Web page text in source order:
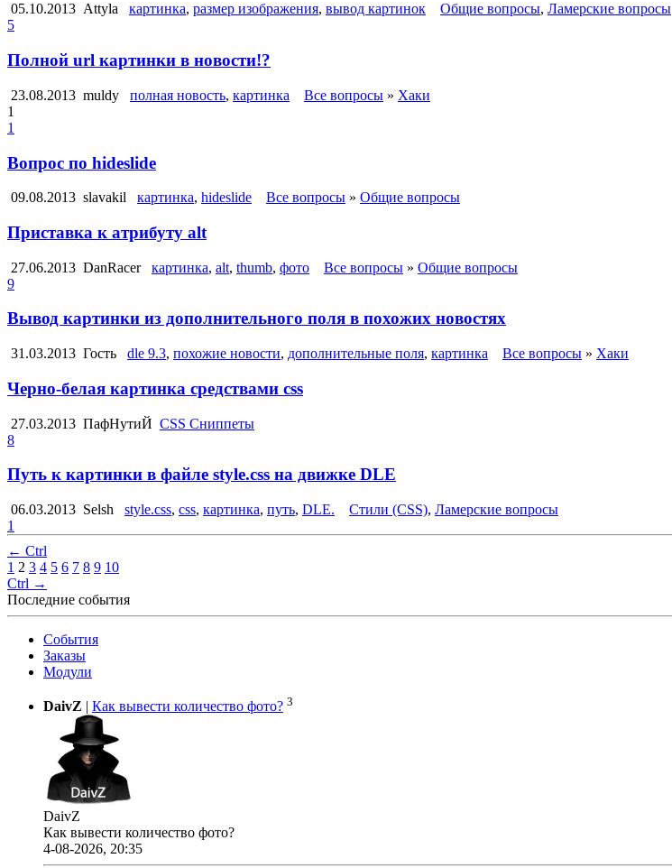
05.10.2013 Attyla картинка, размер изображения, вывод картинок Общие вопросы, Ламерские вопросы
5
Полной url картинки в новости!?
23.08.2013 muldy полная новость, картинка Все вопросы » Хаки
1
1
Вопрос по hideslide
09.08.2013 slavakil картинка, hideslide Все вопросы » Общие вопросы
Приставка к атрибуту alt
27.06.2013 DanRacer картинка, alt, thumb, фото Все вопросы » Общие вопросы
9
Вывод картинки из дополнительного поля в похожих новостях
31.03.2013 Гость dle 9.3, похожие новости, дополнительные поля, картинка Все вопросы » Хаки
Черно-белая картинка средствами css
27.03.2013 ПафНутиЙ CSS Сниппеты
8
Путь к картинки в файле style.css на движке DLE
06.03.2013 Selsh style.css, css, картинка, путь, DLE. Стили (CSS), Ламерские вопросы
1
← Ctrl
1 2 3 4 5 6 7 8 9 10
Ctrl →
Последние события
События
Заказы
Модули
DaivZ | Как вывести количество фото? 3
DaivZ
Как вывести количество фото?
4-08-2026, 20:35